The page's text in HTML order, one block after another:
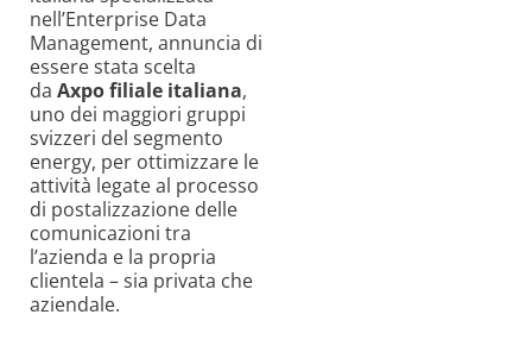
nell’Enterprise Data
Management, annuncia di
essere stata scelta
da Axpo filiale italiana,
uno dei maggiori gruppi
svizzeri del segmento
energy, per ottimizzare le
attività legate al processo
di postalizzazione delle
comunicazioni tra
l’azienda e la propria
clientela – sia privata che
aziendale.